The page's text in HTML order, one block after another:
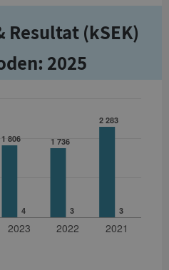
Resultat (kSEK)
2025